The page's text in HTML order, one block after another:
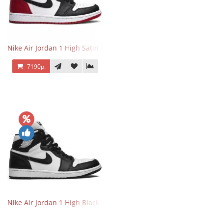
Nike Air Jordan 1 High Satin Black Toe
7190р.
Nike Air Jordan 1 High Black White